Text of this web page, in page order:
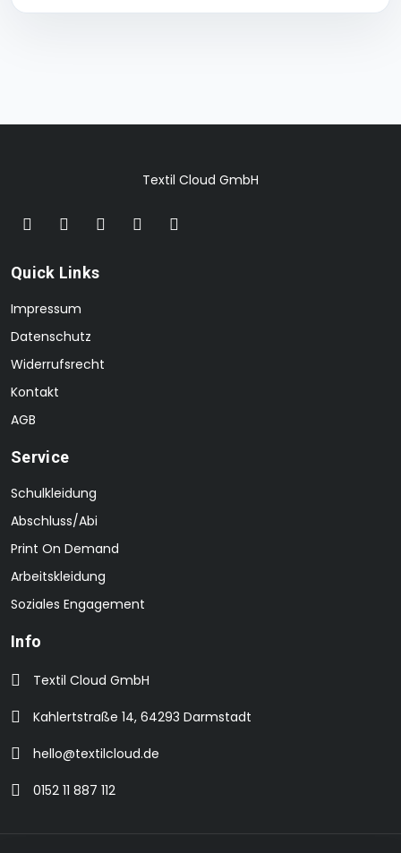
Textil Cloud GmbH
Quick Links
Impressum
Datenschutz
Widerrufsrecht
Kontakt
AGB
Service
Schulkleidung
Abschluss/Abi
Print On Demand
Arbeitskleidung
Soziales Engagement
Info
Textil Cloud GmbH
Kahlertstraße 14, 64293 Darmstadt
hello@textilcloud.de
0152 11 887 112